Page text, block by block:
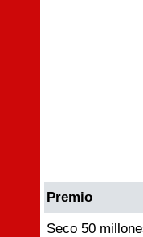
Premio
Seco 50